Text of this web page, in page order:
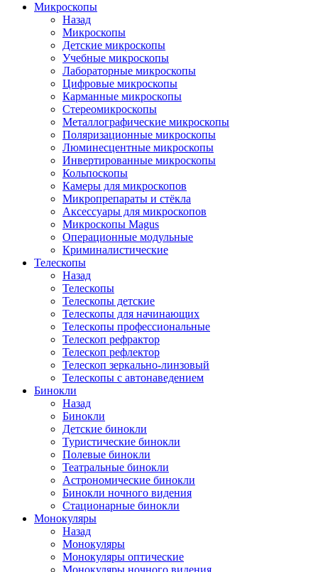
Микроскопы
Назад
Микроскопы
Детские микроскопы
Учебные микроскопы
Лабораторные микроскопы
Цифровые микроскопы
Карманные микроскопы
Стереомикроскопы
Металлографические микроскопы
Поляризационные микроскопы
Люминесцентные микроскопы
Инвертированные микроскопы
Кольпоскопы
Камеры для микроскопов
Микропрепараты и стёкла
Аксессуары для микроскопов
Микроскопы Magus
Операционные модульные
Криминалистические
Телескопы
Назад
Телескопы
Телескопы детские
Телескопы для начинающих
Телескопы профессиональные
Телескоп рефрактор
Телескоп рефлектор
Телескоп зеркально-линзовый
Телескопы с автонаведением
Бинокли
Назад
Бинокли
Детские бинокли
Туристические бинокли
Полевые бинокли
Театральные бинокли
Астрономические бинокли
Бинокли ночного видения
Стационарные бинокли
Монокуляры
Назад
Монокуляры
Монокуляры оптические
Монокуляры ночного видения